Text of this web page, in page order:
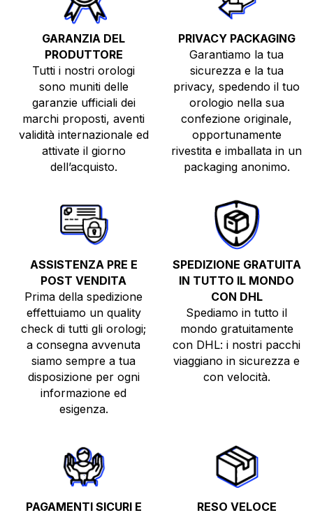
TUTTI GLI OROLOGI
NUOVI
TOP BRANDS
VENDI O PERMUTA
GARANZIA DEL
PRODUTTORE
Tutti i nostri orologi
sono muniti delle
garanzie ufficiali dei
marchi proposti, aventi
validità internazionale ed
attivate il giorno
dell’acquisto.
PRIVACY PACKAGING
Garantiamo la tua
sicurezza e la tua
privacy, spedendo il tuo
orologio nella sua
confezione originale,
opportunamente
rivestita e imballata in un
packaging anonimo.
ASSISTENZA PRE E
POST VENDITA
Prima della spedizione
effettuiamo un quality
check di tutti gli orologi;
a consegna avvenuta
siamo sempre a tua
disposizione per ogni
informazione ed
esigenza.
SPEDIZIONE GRATUITA
IN TUTTO IL MONDO
CON DHL
Spediamo in tutto il
mondo gratuitamente
con DHL: i nostri pacchi
viaggiano in sicurezza e
con velocità.
PAGAMENTI SICURI E
RESO VELOCE